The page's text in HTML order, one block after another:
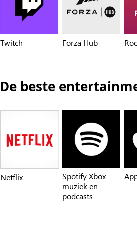
Twitch Forza Hub
De beste
Netflix
Spotify Xbox -
muziek en
podcasts